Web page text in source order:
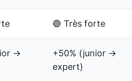
🟢 Très forte
→
+50% (junior →
expert)